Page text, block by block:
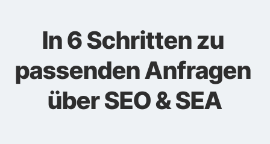
In 6 Schritten zu
passenden Anfragen
über SEO & SEA